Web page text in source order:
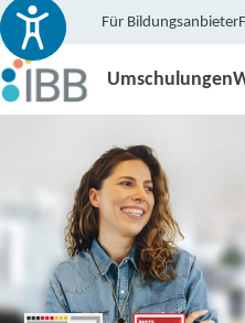
Für Bildungsanbieter
Umschulungen